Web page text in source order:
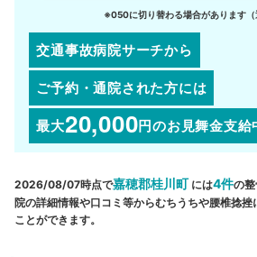
※050に切り替わる場合があります（
交通事故病院サーチから
ご予約・通院された方には
最大20,000円のお見舞金支給
2026/08/07時点で嘉穂郡桂川町 には4件の
院の詳細情報や口コミ等からむちうちや腰椎捻
ことができます。